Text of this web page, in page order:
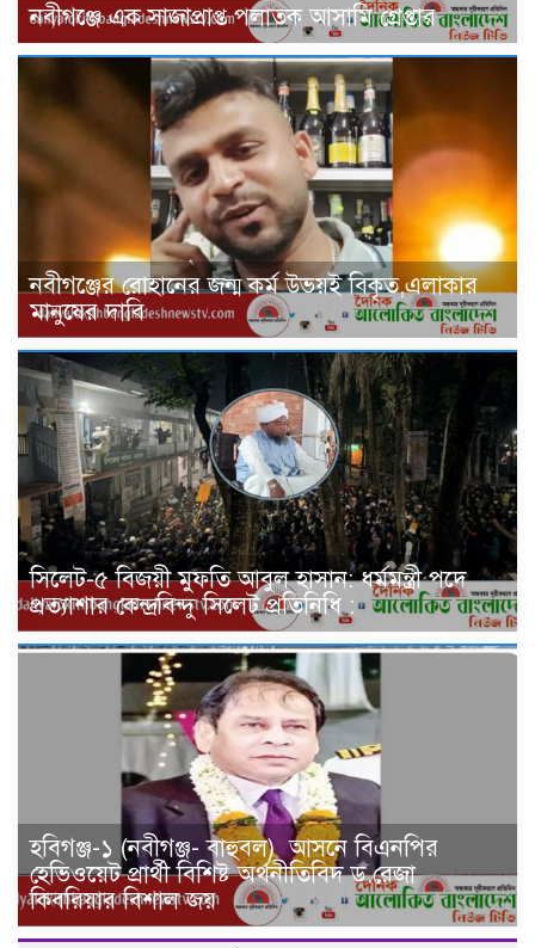
‎নবীগঞ্জে এক সাজাপ্রাপ্ত পলাতক আসামি গ্রেপ্তার
নবীগঞ্জের রোহানের জন্ম কর্ম উভয়ই বিকৃত,এলাকার
মানুষের দাবি
সিলেট-৫ বিজয়ী মুফতি আবুল হাসান: ধর্মমন্ত্রী পদে
প্রত্যাশার কেন্দ্রবিন্দু সিলেট প্রতিনিধি :
হবিগঞ্জ-১ (নবীগঞ্জ- বাহুবল) আসনে বিএনপির
হেভিওয়েট প্রার্থী বিশিষ্ট অর্থনীতিবিদ ড.রেজা
কিবরিয়ার বিশাল জয়